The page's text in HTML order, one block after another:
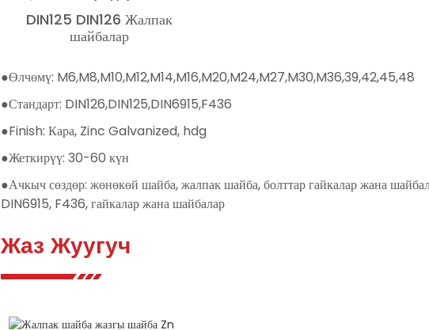
DIN125 DIN126 Жалпак
шайбалар
●Өлчөмү: M6,M8,M10,M12,M14,M16,M20,M24,M27,M30,M36,39,42,45,48
●Стандарт: DIN126,DIN125,DIN6915,F436
●Finish: Кара, Zinc Galvanized, hdg
●Жеткирүү: 30-60 күн
●Ачкыч сөздөр: жөнөкөй шайба, жалпак шайба, болттар гайкалар жана
DIN6915, F436, гайкалар жана шайбалар
Жаз Жуугуч